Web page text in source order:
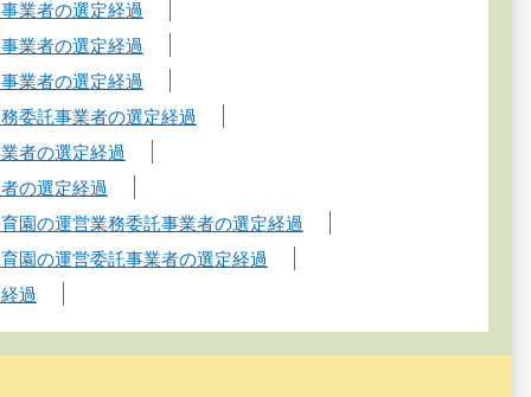
業者の選定経過
業者の選定経過
業者の選定経過
委託事業者の選定経過
者の選定経過
の選定経過
園の運営業務委託事業者の選定経過
園の運営委託事業者の選定経過
過